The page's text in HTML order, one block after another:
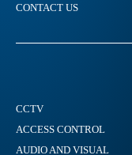
CONTACT US
CCTV
ACCESS CONTROL
AUDIO AND VISUAL